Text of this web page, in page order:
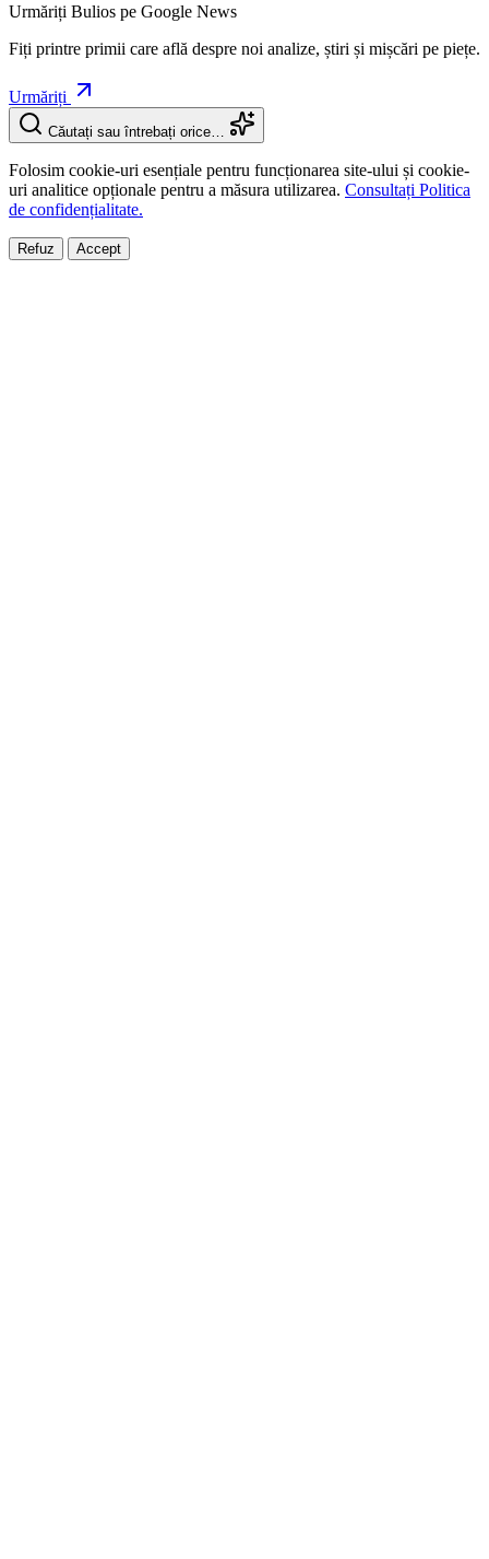
Urmăriți Bulios pe Google News
Fiți printre primii care află despre noi analize, știri și mișcări pe piețe.
Urmăriți
Căutați sau întrebați orice…
Folosim cookie-uri esențiale pentru funcționarea site-ului și cookie-
uri analitice opționale pentru a măsura utilizarea. Consultați Politica
de confidențialitate.
Refuz Accept